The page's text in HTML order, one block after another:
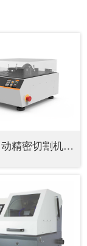
桌面型自动精密切割机Fcut 230E